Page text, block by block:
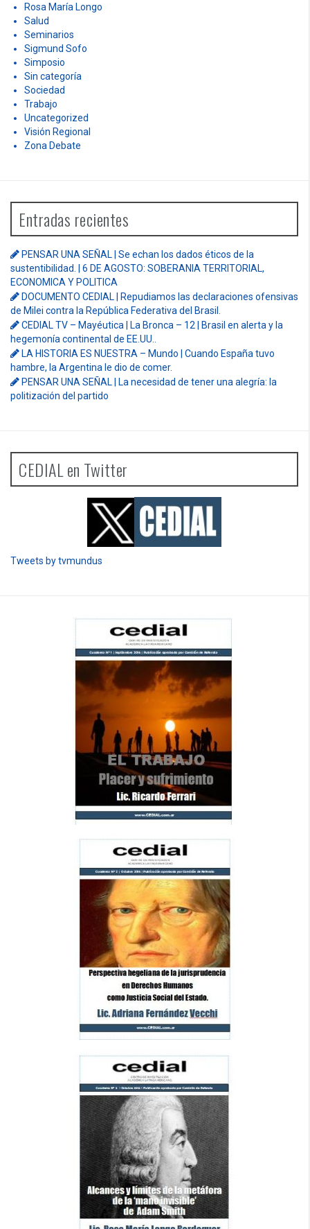
Rosa María Longo
Salud
Seminarios
Sigmund Sofo
Simposio
Sin categoría
Sociedad
Trabajo
Uncategorized
Visión Regional
Zona Debate
Entradas recientes
PENSAR UNA SEÑAL | Se echan los dados éticos de la
sustentibilidad. | 6 DE AGOSTO: SOBERANIA TERRITORIAL,
ECONOMICA Y POLITICA
DOCUMENTO CEDIAL | Repudiamos las declaraciones ofensivas
de Milei contra la República Federativa del Brasil.
CEDIAL TV – Mayéutica | La Bronca – 12 | Brasil en alerta y la
hegemonía continental de EE.UU..
LA HISTORIA ES NUESTRA – Mundo | Cuando España tuvo
hambre, la Argentina le dio de comer.
PENSAR UNA SEÑAL | La necesidad de tener una alegría: la
politización del partido
CEDIAL en Twitter
Tweets by tvmundus